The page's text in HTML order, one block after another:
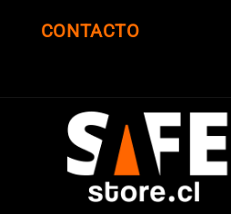
CONTACTO